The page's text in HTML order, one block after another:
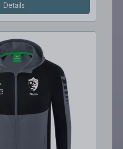
Details